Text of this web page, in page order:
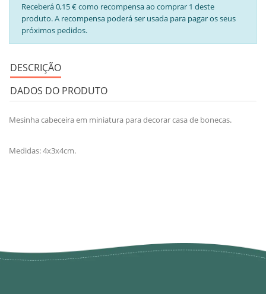
Receberá 0,15 € como recompensa ao comprar 1 deste
produto. A recompensa poderá ser usada para pagar os seus
próximos pedidos.
DESCRIÇÃO
DADOS DO PRODUTO
Mesinha cabeceira em miniatura para decorar casa de bonecas.
Medidas: 4x3x4cm.